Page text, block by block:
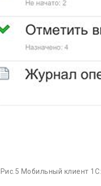
Рис.5 Мобильный клиент